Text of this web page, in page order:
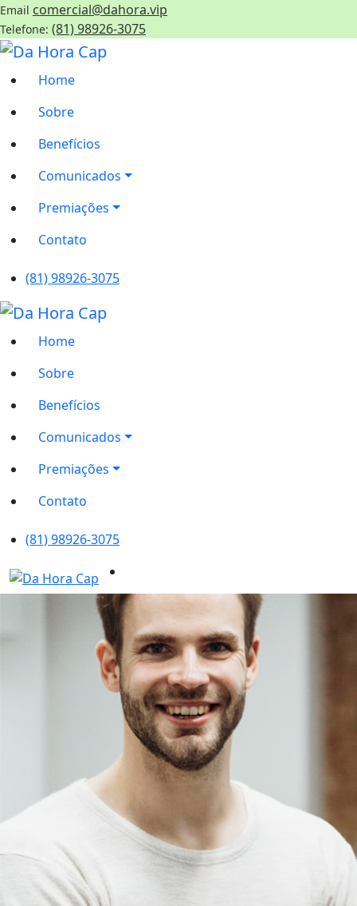
Email comercial@dahora.vip
Telefone: (81) 98926-3075
Home
Sobre
Benefícios
Comunicados
Premiações
Contato
(81) 98926-3075
Home
Sobre
Benefícios
Comunicados
Premiações
Contato
(81) 98926-3075